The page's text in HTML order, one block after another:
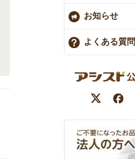
お知らせ
よくある質問